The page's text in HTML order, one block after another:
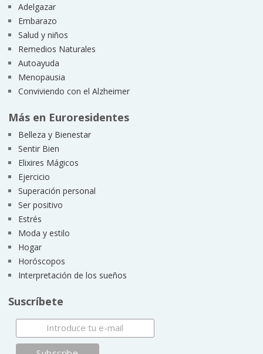
Adelgazar
Embarazo
Salud y niños
Remedios Naturales
Autoayuda
Menopausia
Conviviendo con el Alzheimer
Más en Euroresidentes
Belleza y Bienestar
Sentir Bien
Elixires Mágicos
Ejercicio
Superación personal
Ser positivo
Estrés
Moda y estilo
Hogar
Horóscopos
Interpretación de los sueños
Suscríbete